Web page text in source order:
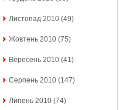
Листопад 2010 (49)
Жовтень 2010 (75)
Вересень 2010 (41)
Серпень 2010 (147)
Липень 2010 (74)